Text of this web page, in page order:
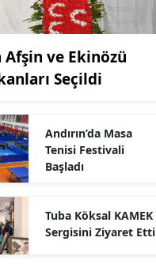
Afşin ve Ekinözü
Seçildi
Andırın’da Masa
Tenisi Festivali
Başladı
Tuba Köksal KAMEK
Sergisini Ziyaret Etti